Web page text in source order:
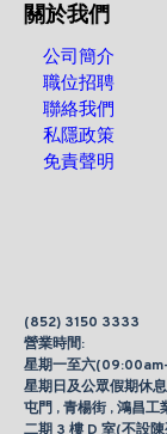
關於我們
公司簡介
職位招聘
聯絡我們
私隱政策
免責聲明
(852) 3150 3333
營業時間:
星期一至六
星期日及公眾假期休息
屯門 , 青楊街 , 鴻昌工